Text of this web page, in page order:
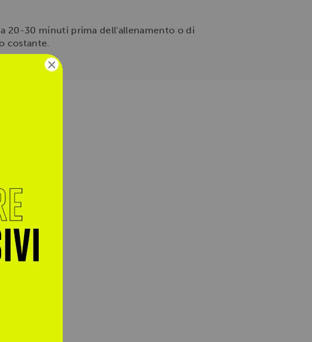
×
20-30 minuti prima dell'allenamento o di
costante.